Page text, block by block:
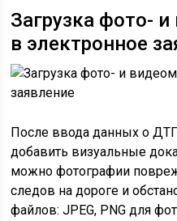
Загрузка фото-
в электронное
После ввода данных о
добавить визуальные
можно фотографии
следов на дороге и
файлов: JPEG, PNG для